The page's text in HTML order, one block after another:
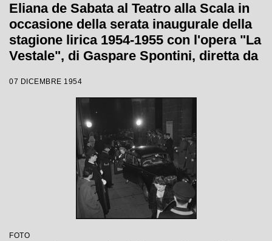
Eliana de Sabata al Teatro alla Scala in
occasione della serata inaugurale della
stagione lirica 1954-1955 con l'opera "La
Vestale", di Gaspare Spontini, diretta da
Visconti
07 DICEMBRE 1954
FOTO